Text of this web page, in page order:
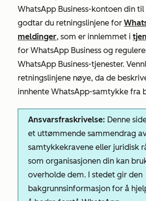
WhatsApp Business-kontoen din til
godtar du retningslinjene for
meldinger, som er innlemmet i
for WhatsApp Business og
WhatsApp Business-tjenester.
retningslinjene nøye, da de
innhente WhatsApp-samtykke fra
Ansvarsfraskrivelse: Denne
et uttømmende sammendrag
samtykkekravene eller juridisk
som organisasjonen din kan
overholde dem. I stedet gir den
bakgrunnsinformasjon for å